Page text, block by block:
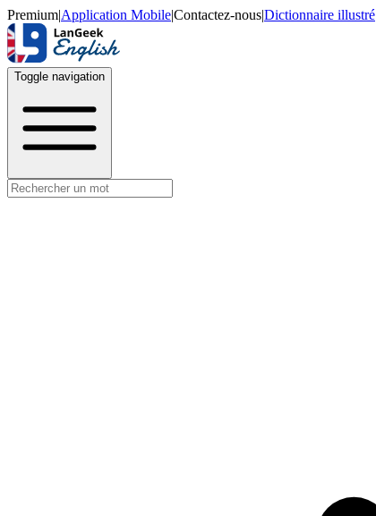
Premium|Application Mobile|Contactez-nous|Dictionnaire illustré
Toggle navigation